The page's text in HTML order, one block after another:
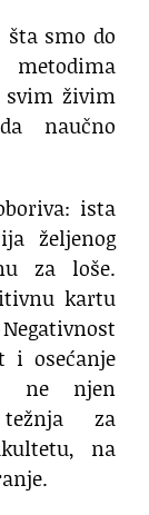
smo do
svim živim
naučno
ista
željenog
za loše.
kartu
i osećanje
ne njen
za
na